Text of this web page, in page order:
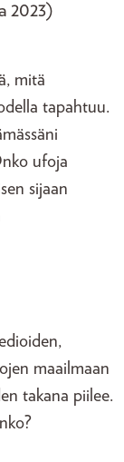
2023)
mitä
tapahtuu.
ufoja
sijaan
maailmaan
takana piilee.